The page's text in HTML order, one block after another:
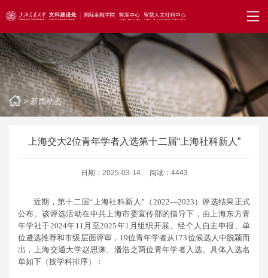
>新闻动态
上海交大2位青年学者入选第十二届“上海社科新人”
日期：2025-03-14 阅读：4443
近期，第十二届“上海社科新人”（2022—2023）评选结果正式
公布。该评选活动在中共上海市委宣传部的指导下，由上海东方青
年学社于2024年11月至2025年1月组织开展。经个人自主申报、单
位遴选推荐和市级层面评审，19位青年学者从173位候选人中脱颖而
出，上海交通大学赵思渊、潘浩之两位青年学者入选。具体入选名
单如下（按学科排序）：